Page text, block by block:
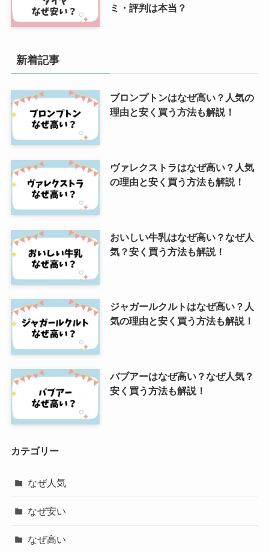
ミ・評判は本当？
新着記事
ブロンプトンはなぜ高い？人気の
理由と安く買う方法も解説！
ヴァレクストラはなぜ高い？人気
の理由と安く買う方法も解説！
おいしい牛乳はなぜ高い？なぜ人
気？安く買う方法も解説！
ジャガールクルトはなぜ高い？人
気の理由と安く買う方法も解説！
バブアーはなぜ高い？なぜ人気？
安く買う方法も解説！
カテゴリー
なぜ人気
なぜ安い
なぜ高い